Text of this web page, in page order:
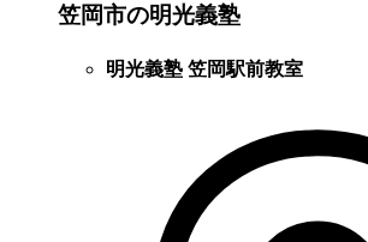
笠岡市の明光義塾
明光義塾 笠岡駅前教室